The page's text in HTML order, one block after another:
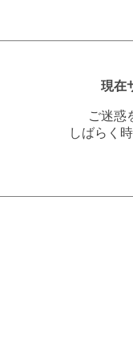
現在
ご迷惑
しばらく